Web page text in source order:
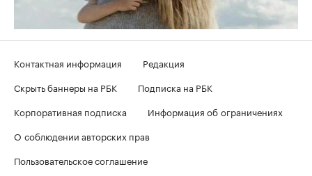
Контактная информация
Редакция
Скрыть баннеры на РБК
Подписка на РБК
Корпоративная подписка
Информация об ограничениях
О соблюдении авторских прав
Пользовательское соглашение